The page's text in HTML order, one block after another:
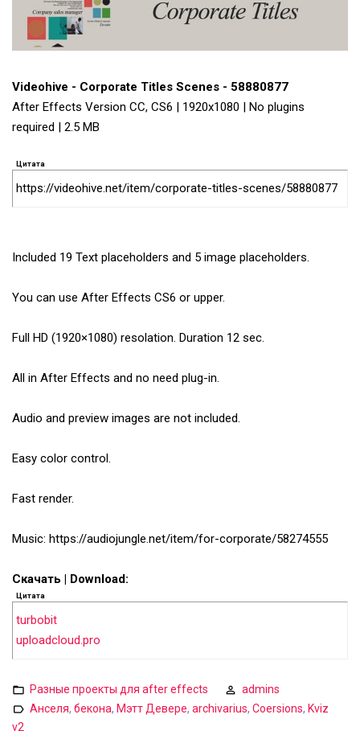
Videohive - Corporate Titles Scenes - 58880877
After Effects Version CC, CS6 | 1920x1080 | No plugins
required | 2.5 MB
Цитата
https://videohive.net/item/corporate-titles-scenes/58880877
Included 19 Text placeholders and 5 image placeholders.
You can use After Effects CS6 or upper.
Full HD (1920×1080) resolation. Duration 12 sec.
All in After Effects and no need plug-in.
Audio and preview images are not included.
Easy color control.
Fast render.
Music: https://audiojungle.net/item/for-corporate/58274555
Скачать | Download:
Цитата
turbobit
uploadcloud.pro
Разные проекты для after effects
admins
Анселя, бекона, Мэтт Девере, archivarius, Coersions, Kviz
v2